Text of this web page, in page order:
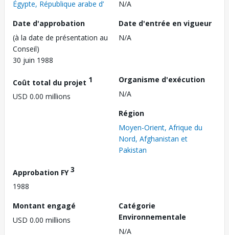
Égypte, République arabe d’
N/A
Date d'approbation
(à la date de présentation au
Conseil)
30 juin 1988
Date d'entrée en vigueur
N/A
Coût total du projet 1
USD 0.00 millions
Organisme d'exécution
N/A
Région
Moyen-Orient, Afrique du
Nord, Afghanistan et
Pakistan
Approbation FY3
1988
Montant engagé
USD 0.00 millions
Catégorie
Environnementale
N/A